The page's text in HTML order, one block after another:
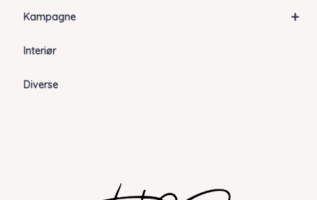
+
Kampagne
Interiør
Diverse